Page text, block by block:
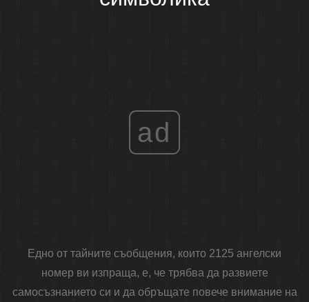
ad
Едно от тайните съобщения, които 2125 ангелски
номер ви изпраща, е, че трябва да развиете
самосъзнанието си и да обръщате повече внимание на